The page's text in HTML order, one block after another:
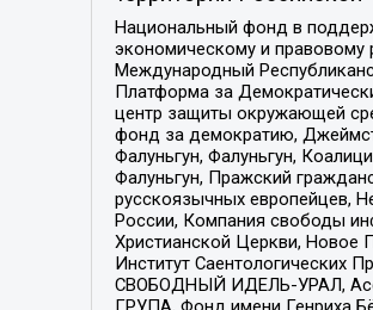
Национальный фонд в
экономическому и правовому
Международный
Платформа за
центр защиты окружающей
фонд за демократию,
Фалуньгун, Фалуньгун,
Фалуньгун, Пражский
русскоязычных европейцев,
России, Компания свободы
Христианской Церкви, Новое
Институт Саентологических
СВОБОДНЫЙ ИДЕЛЬ-УРАЛ,